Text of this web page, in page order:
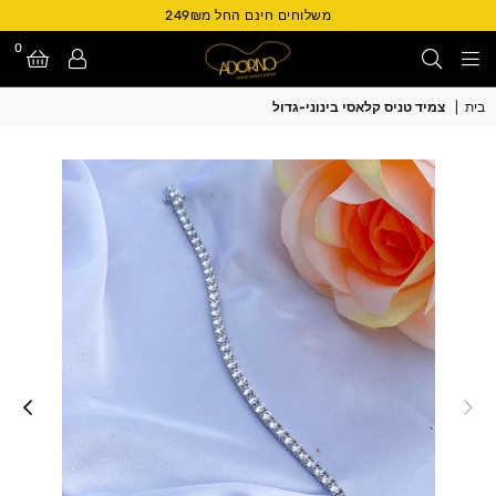
משלוחים חינם החל מ249₪
Adorno
0
בית צמיד טניס קלאסי בינוני-גדול